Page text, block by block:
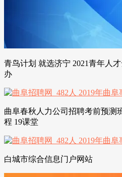
青鸟计划 就选济宁 2021青年人
办
曲阜春秋人力公司招聘考前预测
程 19课堂
白城市综合信息门户网站